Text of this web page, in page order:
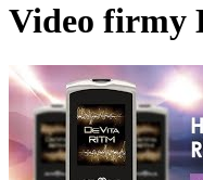
Video firmy